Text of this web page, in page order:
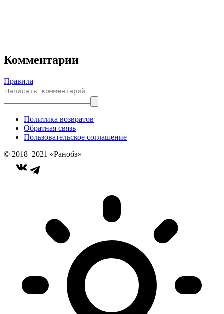
Комментарии
Правила
Политика возвратов
Обратная связь
Пользовательское соглашение
© 2018–2021 «Ранобэ»